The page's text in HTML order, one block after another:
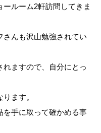
ルーム2軒訪問してきま
さんも沢山勉強されてい
ますので、自分にとっ
ます。
を手に取って確かめる事